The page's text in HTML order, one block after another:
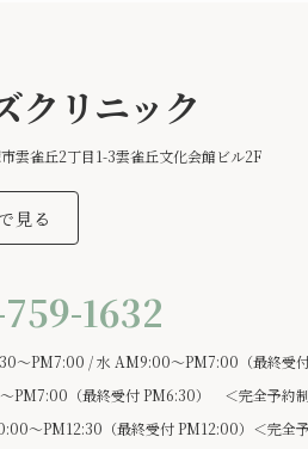
クリニック
雲雀丘2丁目1-3雲雀丘文化会館ビル2F
見る
1632
～PM7:00 / 水 AM9:00～PM7:00（最終受付
（最終受付 PM6:30） ＜完全予約
（最終受付 PM12:00）＜完全予